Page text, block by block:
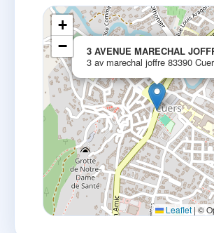
3 AVENUE MARECHAL
3 av marechal joffre 83390
+
−
Leaflet | ©